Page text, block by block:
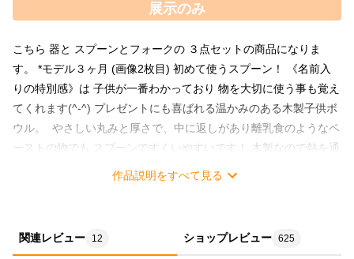
展示のみ
こちら 器と スプーンとフォークの ３点セットの商品になりま
す。 *モデル３ヶ月 (画像2枚目) 初めて使うスプーン！ 《名前入
りの特別感》は 子供が一番わかっており 物を大切に使う事も覚え
てくれます(^-^) プレゼントにも喜ばれる温かみのある木製子供ボ
ウル。 やさしい丸みと厚さで、中に返しがあり離乳食のようなペ
ーストの物でも スプーンですくいやすいです！ 木製なので熱を通
しにくく、持っても熱くないので、お子様を始めどなたでも安全
(ツゲ)ですので長くご使用いただけます。 こちら 名前のみのシン
作品説明をすべて見る
関連レビュー 12 ショップレビュー 625